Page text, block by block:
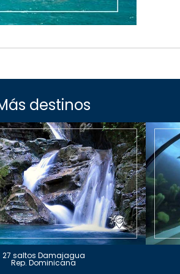
destinos
27 saltos Damajagua
Rep. Dominicana